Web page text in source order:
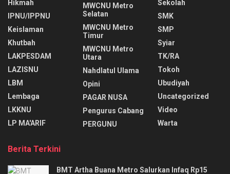
Hikmah
IPNU/IPPNU
Keislaman
Khutbah
LAKPESDAM
LAZISNU
LBM
Lembaga
LKKNU
LP MA'ARIF
MWCNU Metro
Selatan
MWCNU Metro
Timur
MWCNU Metro
Utara
Nahdlatul Ulama
Opini
PAGAR NUSA
Pengurus Cabang
PERGUNU
Sekolah
SMK
SMP
Syiar
TK/RA
Tokoh
Ubudiyah
Uncategorized
Video
Warta
Berita Terkini
BMT Artha Buana Metro Salurkan Infaq Rp15